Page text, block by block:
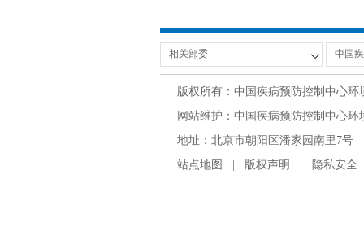
版权所有：中国疾病预防控制中心环
网站维护：中国疾病预防控制中心
地址：北京市朝阳区潘家园南里7号
站点地图
版权声明 隐私安全